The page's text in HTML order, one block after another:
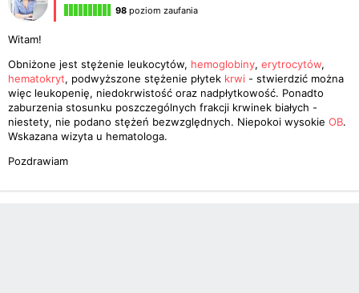
98 poziom zaufania
Witam!
Obniżone jest stężenie leukocytów, hemoglobiny, erytrocytów,
hematokryt, podwyższone stężenie płytek krwi - stwierdzić można
więc leukopenię, niedokrwistość oraz nadpłytkowość. Ponadto
zaburzenia stosunku poszczególnych frakcji krwinek białych -
niestety, nie podano stężeń bezwzględnych. Niepokoi wysokie OB.
Wskazana wizyta u hematologa.
Pozdrawiam